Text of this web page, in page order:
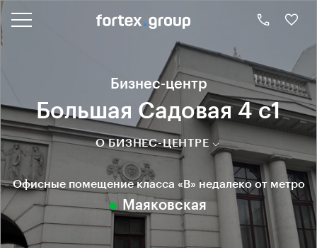
Бизнес-центр
Большая Садовая 4 с1
О БИЗНЕС-ЦЕНТРЕ
Офисные помещение класса «B» недалеко от метро
Маяковская